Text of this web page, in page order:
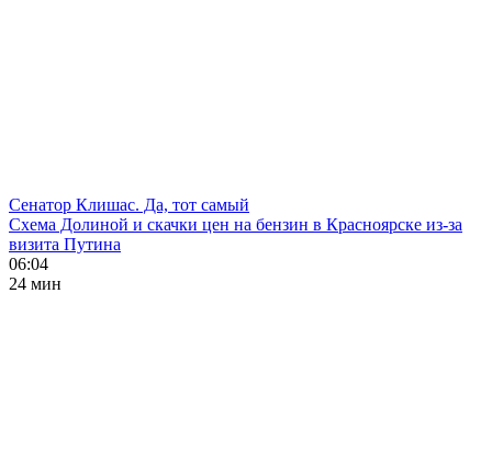
Сенатор Клишас. Да, тот самый
Схема Долиной и скачки цен на бензин в Красноярске из-за
визита Путина
06:04
24 мин